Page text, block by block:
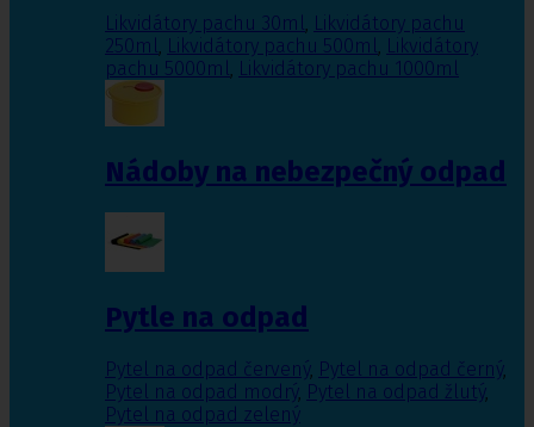
Likvidátory pachu 30ml, Likvidátory pachu
250ml, Likvidátory pachu 500ml, Likvidátory
pachu 5000ml, Likvidátory pachu 1000ml
Nádoby na nebezpečný odpad
Pytle na odpad
Pytel na odpad červený, Pytel na odpad černý,
Pytel na odpad modrý, Pytel na odpad žlutý,
Pytel na odpad zelený